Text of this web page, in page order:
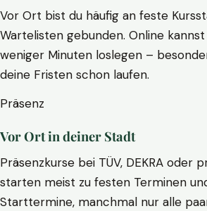
Vor Ort bist du häufig an feste
Wartelisten gebunden. Online
weniger Minuten loslegen –
deine Fristen schon laufen.
Präsenz
Vor Ort in deiner Stadt
Präsenzkurse bei TÜV, DEKRA oder
starten meist zu festen Terminen
Starttermine, manchmal nur alle